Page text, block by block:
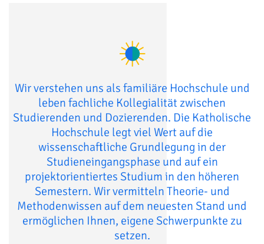
Wir verstehen uns als familiäre Hochschule und
leben fachliche Kollegialität zwischen
Studierenden und Dozierenden. Die Katholische
Hochschule legt viel Wert auf die
wissenschaftliche Grundlegung in der
Studieneingangsphase und auf ein
projektorientiertes Studium in den höheren
Semestern. Wir vermitteln Theorie- und
Methodenwissen auf dem neuesten Stand und
ermöglichen Ihnen, eigene Schwerpunkte zu
setzen.